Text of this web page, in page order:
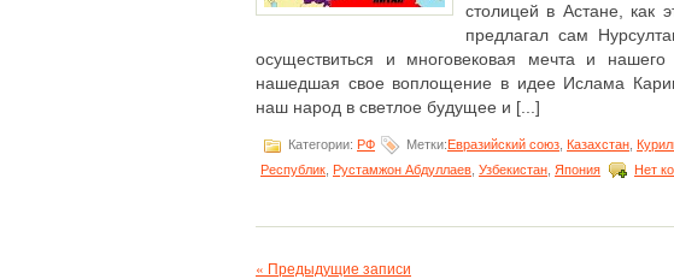
столицей в Астане, как
предлагал сам
осуществиться и многовековая мечта и нашего
нашедшая свое воплощение в идее Ислама
наш народ в светлое будущее и [...]
Категории: РФ Метки:Евразийский союз Казахстан
Республик Рустамжон Абдуллаев Узбекистан Япония Нет
« Предыдущие записи